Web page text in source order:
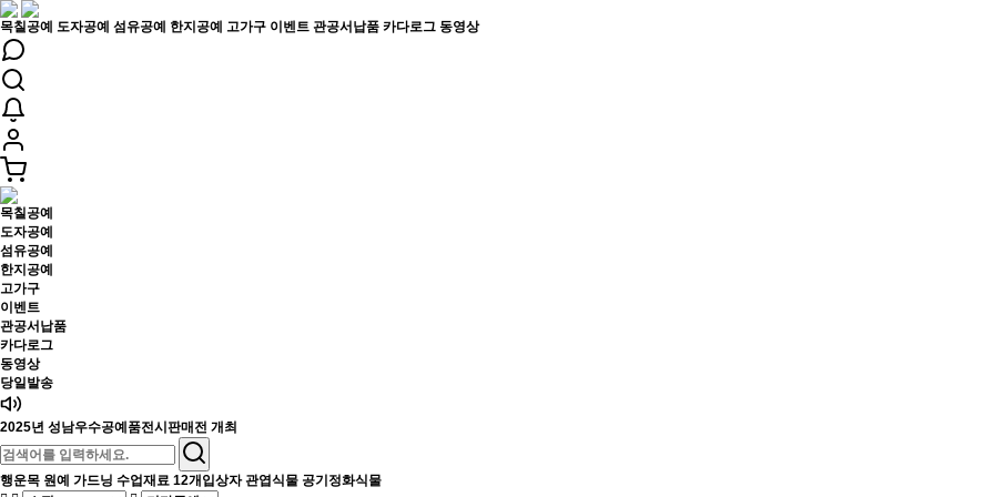
목칠공예 도자공예 섬유공예 한지공예 고가구 이벤트 관공서납품 카다로그 동영상
목칠공예
도자공예
섬유공예
한지공예
고가구
이벤트
관공서납품
카다로그
동영상
당일발송
2025년 성남우수공예품전시판매전 개최
행운목 원예 가드닝 수업재료 12개입상자 관엽식물 공기정화식물